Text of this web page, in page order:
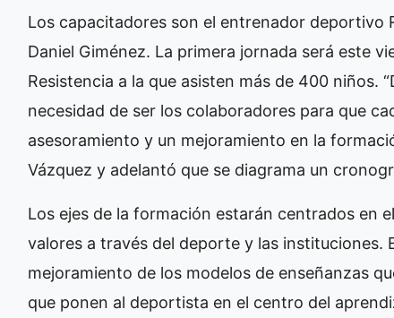
Los capacitadores son el entrenador deportivo
Daniel Giménez. La primera jornada será este
Resistencia a la que asisten más de 400 niños.
necesidad de ser los colaboradores para que
asesoramiento y un mejoramiento en la
Vázquez y adelantó que se diagrama un
Los ejes de la formación estarán centrados en
valores a través del deporte y las instituciones.
mejoramiento de los modelos de enseñanzas
que ponen al deportista en el centro del